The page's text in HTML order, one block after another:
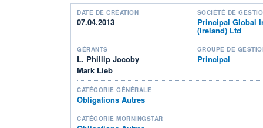
DATE DE CRÉATION
07.04.2013
SOCIÉTÉ DE
Principal Global
(Ireland) Ltd
GÉRANTS
L. Phillip Jocoby
Mark Lieb
GROUPE DE
Principal
CATÉGORIE GÉNÉRALE
Obligations Autres
CATÉGORIE MORNINGSTAR